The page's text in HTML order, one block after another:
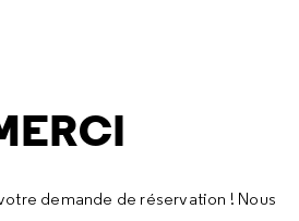
demande de réservation ! Nous